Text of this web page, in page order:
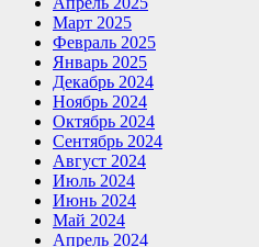
Март 2025
Февраль 2025
Январь 2025
Декабрь 2024
Ноябрь 2024
Октябрь 2024
Сентябрь 2024
Август 2024
Июль 2024
Июнь 2024
Май 2024
Апрель 2024